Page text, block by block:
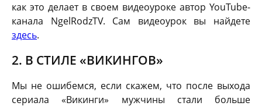
как это делает в своем видеоуроке автор YouTube-
канала NgelRodzTV. Сам видеоурок вы найдете
здесь.
2. В СТИЛЕ «ВИКИНГОВ»
Мы не ошибемся, если скажем, что после выхода
сериала «Викинги» мужчины стали больше